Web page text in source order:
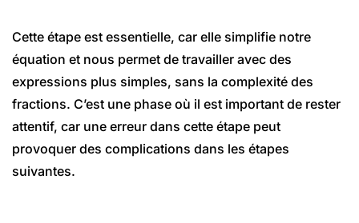
Cette étape est essentielle, car elle simplifie notre
équation et nous permet de travailler avec des
expressions plus simples, sans la complexité des
fractions. C’est une phase où il est important de rester
attentif, car une erreur dans cette étape peut
provoquer des complications dans les étapes
suivantes.